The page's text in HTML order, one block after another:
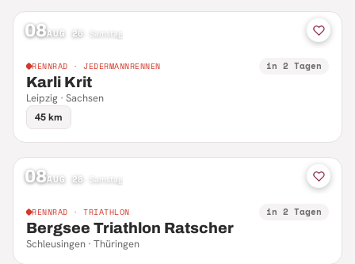
08AUG 26 Samstag
RENNRAD · JEDERMANNRENNEN in 2 Tagen
Karli Krit
Leipzig · Sachsen
45 km
08AUG 26 Samstag
RENNRAD · TRIATHLON in 2 Tagen
Bergsee Triathlon Ratscher
Schleusingen · Thüringen